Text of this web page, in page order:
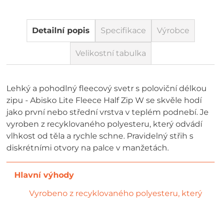
Detailní popis Specifikace Výrobce
Velikostní tabulka
Lehký a pohodlný fleecový svetr s poloviční délkou
zipu - Abisko Lite Fleece Half Zip W se skvěle hodí
jako první nebo střední vrstva v teplém podnebí. Je
vyroben z recyklovaného polyesteru, který odvádí
vlhkost od těla a rychle schne. Pravidelný střih s
diskrétními otvory na palce v manžetách.
Vyrobeno z recyklovaného polyesteru, který